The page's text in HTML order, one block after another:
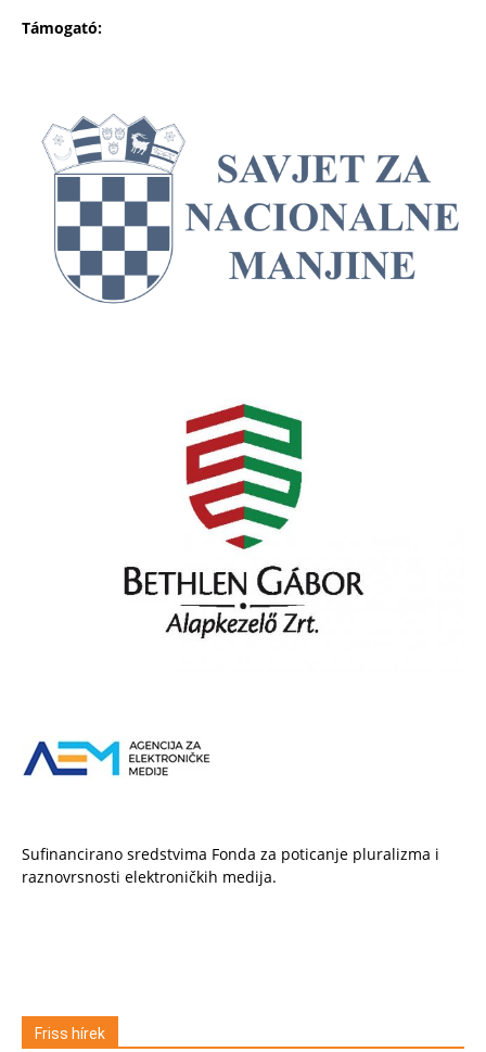
Támogató:
Sufinancirano sredstvima Fonda za poticanje pluralizma i
raznovrsnosti elektroničkih medija.
Friss hírek